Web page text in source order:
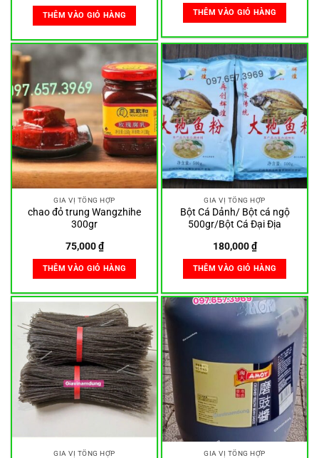
THÊM VÀO GIỎ HÀNG THÊM VÀO GIỎ HÀNG
GIA VỊ TỔNG HỢP
chao đỏ trung Wangzhihe
300gr
75,000₫
THÊM VÀO GIỎ HÀNG
GIA VỊ TỔNG HỢP
Bột Cá Dảnh/ Bột cá ngộ
500gr/Bột Cá Đại Địa
180,000₫
THÊM VÀO GIỎ HÀNG
GIA VỊ TỔNG HỢP GIA VỊ TỔNG HỢP